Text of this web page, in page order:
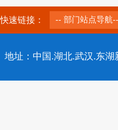
快速链接： -- 部门站点导航--
地址：中国.湖北.武汉.东